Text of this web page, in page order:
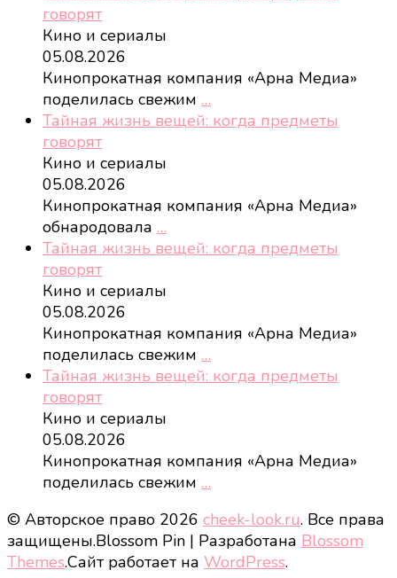
говорят
Кино и сериалы
05.08.2026
Кинопрокатная компания «Арна Медиа»
поделилась свежим …
Тайная жизнь вещей: когда предметы
говорят
Кино и сериалы
05.08.2026
Кинопрокатная компания «Арна Медиа»
обнародовала …
Тайная жизнь вещей: когда предметы
говорят
Кино и сериалы
05.08.2026
Кинопрокатная компания «Арна Медиа»
поделилась свежим …
Тайная жизнь вещей: когда предметы
говорят
Кино и сериалы
05.08.2026
Кинопрокатная компания «Арна Медиа»
поделилась свежим …
© Авторское право 2026 cheek-look.ru. Все права
защищены.Blossom Pin | Разработана Blossom
Themes.Сайт работает на WordPress.